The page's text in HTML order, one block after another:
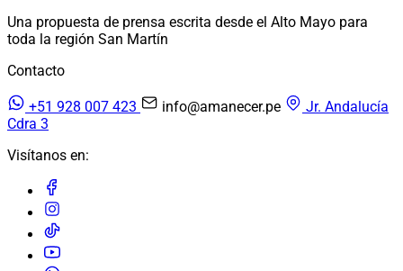
Una propuesta de prensa escrita desde el Alto Mayo para
toda la región San Martín
Contacto
+51 928 007 423 info@amanecer.pe
Jr. Andalucía
Cdra 3
Visítanos en: